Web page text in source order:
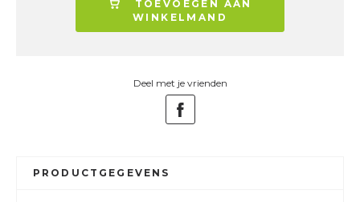
TOEVOEGEN AAN
WINKELMAND
Deel met je vrienden
PRODUCTGEGEVENS